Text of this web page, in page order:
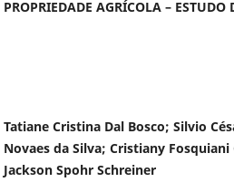
PROPRIEDADE AGRÍCOLA – ESTUDO
Tatiane Cristina Dal Bosco; Silvio
Novaes da Silva; Cristiany
Jackson Spohr Schreiner